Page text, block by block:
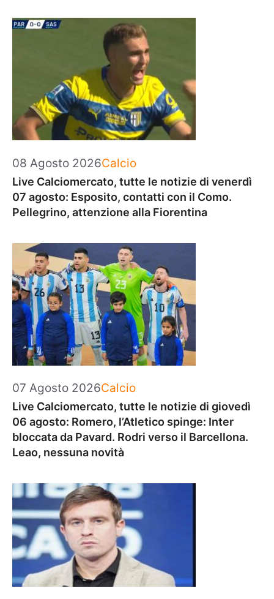
08 Agosto 2026Categorie
Calcio
Live Calciomercato, tutte le notizie di venerdì
07 agosto: Esposito, contatti con il Como.
Pellegrino, attenzione alla Fiorentina
07 Agosto 2026Categorie
Calcio
Live Calciomercato, tutte le notizie di giovedì
06 agosto: Romero, l’Atletico spinge: Inter
bloccata da Pavard. Rodri verso il Barcellona.
Leao, nessuna novità